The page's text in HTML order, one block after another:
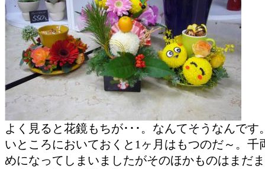
よく見ると花鏡もちが･･･。なんてそうなんです
いところにおいておくと1ヶ月はもつのだ～。千
めになってしまいましたがそのほかものはまだ